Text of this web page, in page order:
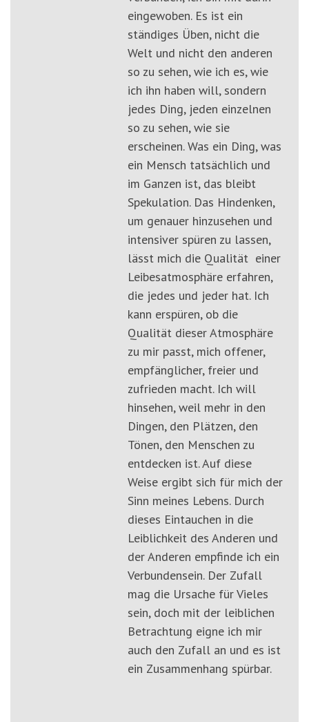
eingewoben. Es ist ein
ständiges Üben, nicht die
Welt und nicht den anderen
so zu sehen, wie ich es, wie
ich ihn haben will, sondern
jedes Ding, jeden einzelnen
so zu sehen, wie sie
erscheinen. Was ein Ding, was
ein Mensch tatsächlich und
im Ganzen ist, das bleibt
Spekulation. Das Hindenken,
um genauer hinzusehen und
intensiver spüren zu lassen,
lässt mich die Qualität einer
Leibesatmosphäre erfahren,
die jedes und jeder hat. Ich
kann erspüren, ob die
Qualität dieser Atmosphäre
zu mir passt, mich offener,
empfänglicher, freier und
zufrieden macht. Ich will
hinsehen, weil mehr in den
Dingen, den Plätzen, den
Tönen, den Menschen zu
entdecken ist. Auf diese
Weise ergibt sich für mich der
Sinn meines Lebens. Durch
dieses Eintauchen in die
Leiblichkeit des Anderen und
der Anderen empfinde ich ein
Verbundensein. Der Zufall
mag die Ursache für Vieles
sein, doch mit der leiblichen
Betrachtung eigne ich mir
auch den Zufall an und es ist
ein Zusammenhang spürbar.